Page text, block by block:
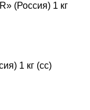
(Россия) 1 кг
1 кг (сс)